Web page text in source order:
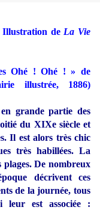
de La Vie
Ohé ! Ohé ! » de
illustrée, 1886)
grande partie des
du XIXe siècle et
Il est alors très chic
très habillées. La
plages. De nombreux
décrivent ces
de la journée, tous
leur est associée :